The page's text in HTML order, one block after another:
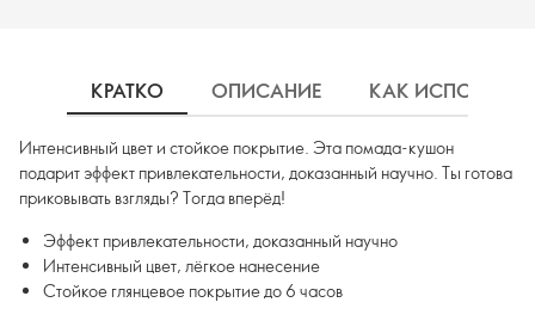
КРАТКО ОПИСАНИЕ КАК
Интенсивный цвет и стойкое покрытие. Эта помада-кушон
подарит эффект привлекательности, доказанный научно. Ты готова
приковывать взгляды? Тогда вперёд!
Эффект привлекательности, доказанный научно
Интенсивный цвет, лёгкое нанесение
Стойкое глянцевое покрытие до 6 часов